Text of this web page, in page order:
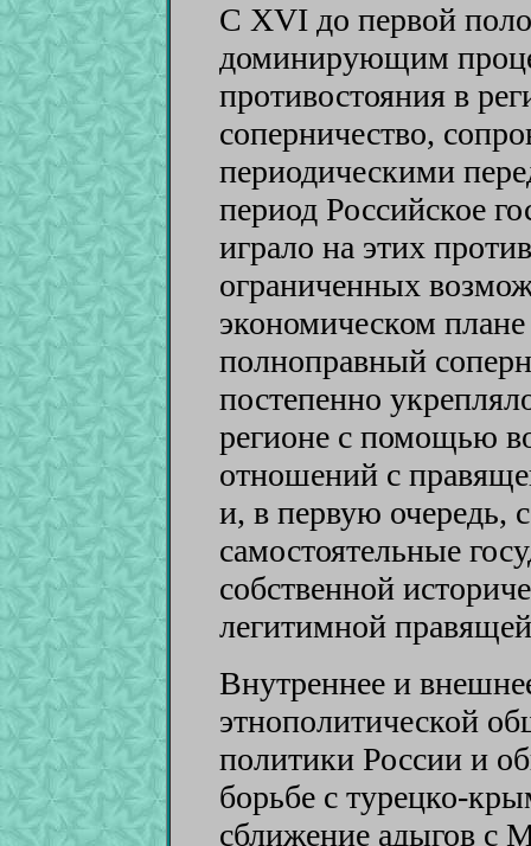
С XVI до первой
доминирующим
противостояния в
соперничество,
периодическими
период Российское
играло на этих
ограниченных
экономическом
полноправный
постепенно
регионе с помощью
отношений с
и, в первую очередь,
самостоятельные
собственной
легитимной
Внутреннее и
этнополитической
политики России и
борьбе с турецко-
сближение адыгов с